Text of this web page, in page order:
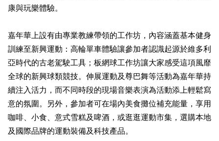
康與玩樂體驗。
嘉年華上設有由專業教練帶領的工作坊，內容涵蓋基本健身
訓練至新興運動：高輪單車體驗讓參加者認識起源於維多利
亞時代的古老駕駛工具；板網球工作坊讓大家感受這項風靡
全球的新興球類競技。伸展運動及尊巴舞等活動為嘉年華持
續注入活力，而不同時段的現場音樂表演為活動添上輕鬆寫
意的氛圍。另外，參加者可在場內美食攤位補充能量，享用
咖啡、小食、意式雪糕及啤酒，或逛逛運動市集，選購本地
及國際品牌的運動裝備及科技產品。